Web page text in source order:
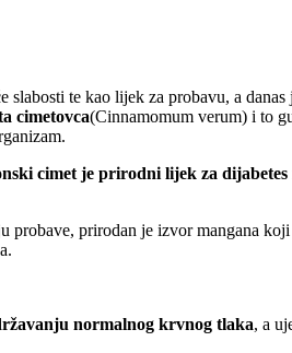
te kao lijek za probavu, a
cimetovca(Cinnamomum verum) i to
cimet je prirodni lijek za
prirodan je izvor mangana
normalnog krvnog tlaka, a